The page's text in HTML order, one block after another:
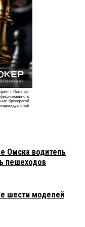
Омска водитель
пешеходов
шести моделей